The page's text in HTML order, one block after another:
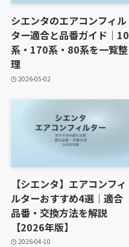
シエンタのエアコンフィル
ター適合と品番ガイド｜10
系・170系・80系を一覧整
理
2026-05-02
【シエンタ】エアコンフィ
ルターおすすめ4選｜適合
品番・交換方法を解説
【2026年版】
2026-04-10